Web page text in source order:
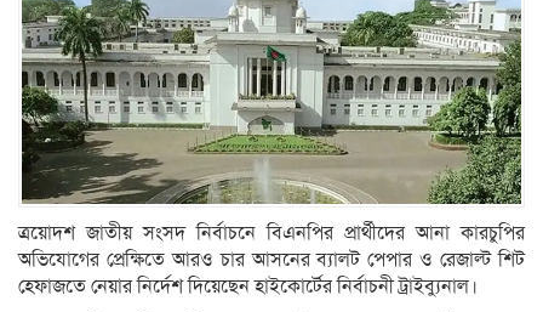
ত্রয়োদশ জাতীয় সংসদ নির্বাচনে বিএনপির প্রার্থীদের আনা কারচুপির
অভিযোগের প্রেক্ষিতে আরও চার আসনের ব্যালট পেপার ও রেজাল্ট শিট
হেফাজতে নেয়ার নির্দেশ দিয়েছেন হাইকোর্টের নির্বাচনী ট্রাইব্যুনাল।